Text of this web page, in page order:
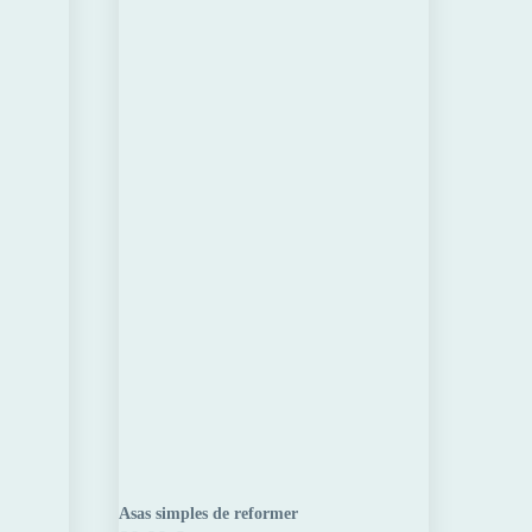
Asas
Asas simples de reformer